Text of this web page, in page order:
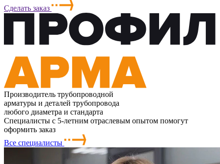
Сделать заказ
Производитель трубопроводной
арматуры и деталей трубопровода
любого диаметра и стандарта
Специалисты с 5-летним отраслевым опытом помогут
оформить заказ
Все специалисты